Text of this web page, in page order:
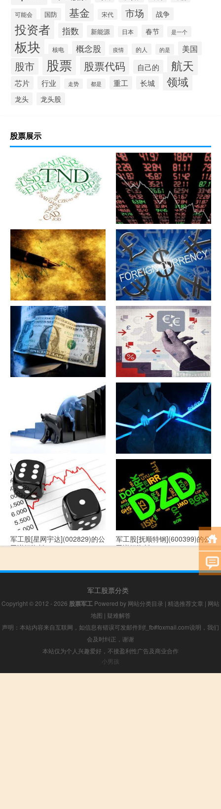
可能会 国防 基金 宋代 市场 战争
投资者 指数 新能源 日本 春节 是一个
板块 核电 概念股 疫情 的人 的是 美国
股市 股票 股票代码 自己的 航天
芯片 行业 走势 都是 重工 长城 领域
龙头 龙头股
股票展示
军工股[中简科技](300777)的公
司详细资料
军工股[上海瀚讯](300762)的公
司详细资料
军工股[昊华科技](600378)的公
司详细资料
江苏省[广大特材](688186)的公
司详细资料
军工股[隆盛科技](300680)的公
军工股[钢研高纳](300034)的公
司详细资料
军工股[--](002335)的公司详细
资料
军工股[华自科技](300490)的公
司详细资料
军工股[星网宇达](002829)的公
司详细资料
军工股[抚顺特钢](600399)的公
司详细资料
军工股票分类
Copyright © 2012 - 2026 股票军工 Powered by 网站分类目录 | 精选推荐文章 | 网站
地图 | 疑难解答
声明：本站内容来自互联网，如信息有错误可发邮件到f_fb#foxmail.com说明，我们
会及时纠正，谢谢
本站仅为个人兴趣爱好，不接盈利性广告及商业合作
小男孩